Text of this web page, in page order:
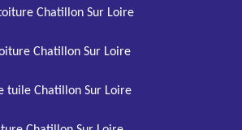
Chatillon Sur Loire
Chatillon Sur Loire
tuile Chatillon Sur Loire